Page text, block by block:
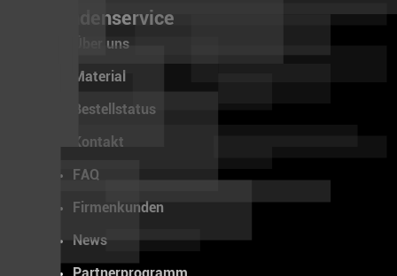
Kundenservice
Über uns
Material
Bestellstatus
Kontakt
FAQ
Firmenkunden
News